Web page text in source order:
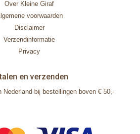
Over Kleine Giraf
voorwaarden
Disclaimer
Verzendinformatie
Privacy
en verzenden
Nederland bij bestellingen boven € 50,-